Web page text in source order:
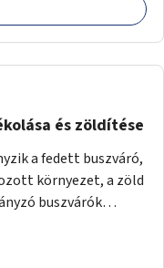
és zöldítése
a fedett buszváró,
környezet, a zöld
buszvárók